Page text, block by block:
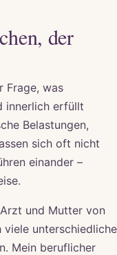
der
Frage, was
innerlich erfüllt
Belastungen,
sich oft nicht
einander –
und Mutter von
unterschiedliche
Mein beruflicher